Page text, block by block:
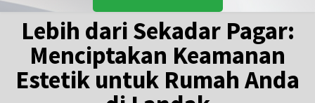
Lebih dari Sekadar Pagar:
Menciptakan Keamanan
Estetik untuk Rumah Anda